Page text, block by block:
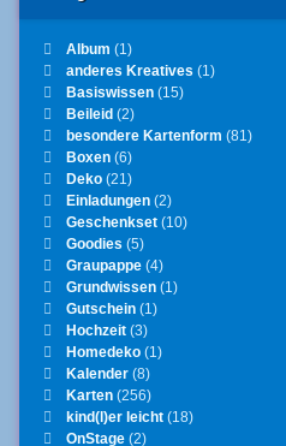
Album (1)
anderes Kreatives (1)
Basiswissen(15)
Beileid(2)
besondere Kartenform (81)
Boxen(6)
Deko(21)
Einladungen(2)
Geschenkset(10)
Goodies (5)
Graupappe(4)
Grundwissen(1)
Gutschein(1)
Hochzeit(3)
Homedeko(1)
Kalender(8)
Karten(256)
kind(l)er leicht(18)
OnStage(2)